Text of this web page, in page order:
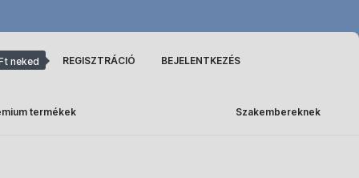
neked REGISZTRÁCIÓ BEJELENTKEZÉS
termékek Szakembereknek